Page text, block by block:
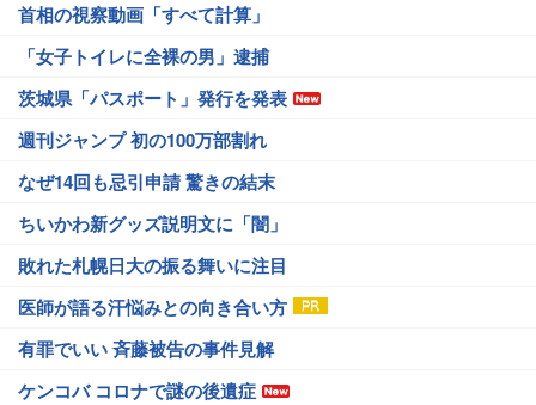
首相の視察動画「すべて計算」
「女子トイレに全裸の男」逮捕
茨城県「パスポート」発行を発表
週刊ジャンプ 初の100万部割れ
なぜ14回も忌引申請 驚きの結末
ちいかわ新グッズ説明文に「闇」
敗れた札幌日大の振る舞いに注目
医師が語る汗悩みとの向き合い方
有罪でいい 斉藤被告の事件見解
ケンコバ コロナで謎の後遺症